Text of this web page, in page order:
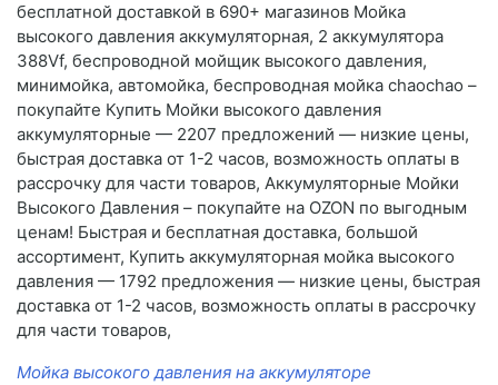
бесплатной доставкой в 690+ магазинов Мойка
высокого давления аккумуляторная, 2 аккумулятора
388Vf, беспроводной мойщик высокого давления,
минимойка, автомойка, беспроводная мойка chaochao –
покупайте Купить Мойки высокого давления
аккумуляторные — 2207 предложений — низкие цены,
быстрая доставка от 1-2 часов, возможность оплаты в
рассрочку для части товаров, Аккумуляторные Мойки
Высокого Давления – покупайте на OZON по выгодным
ценам! Быстрая и бесплатная доставка, большой
ассортимент, Купить аккумуляторная мойка высокого
давления — 1792 предложения — низкие цены, быстрая
доставка от 1-2 часов, возможность оплаты в рассрочку
для части товаров,
Мойка высокого давления на аккумуляторе